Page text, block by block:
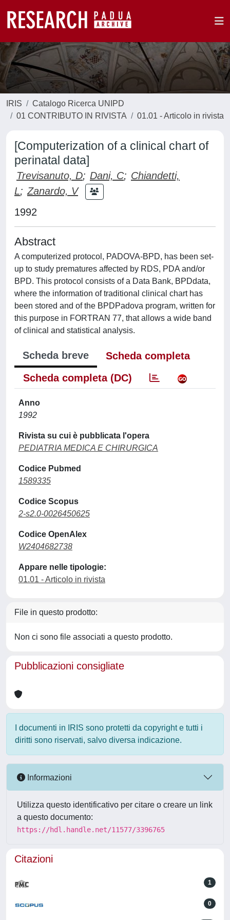
IRIS
Catalogo Ricerca UNIPD
01 CONTRIBUTO IN RIVISTA
01.01 - Articolo in rivista
[Computerization of a clinical chart of
perinatal data]
Trevisanuto, D; Dani, C; Chiandetti,
L; Zanardo, V
1992
Abstract
A computerized protocol, PADOVA-BPD, has been set-
up to study prematures affected by RDS, PDA and/or
BPD. This protocol consists of a Data Bank, BPDdata,
where the information of traditional clinical chart has
been stored and of the BPDPadova program, written for
this purpose in FORTRAN 77, that allows a wide band
of clinical and statistical analysis.
Scheda breve
Scheda completa
Scheda completa (DC)
Anno
1992
Rivista su cui è pubblicata l'opera
PEDIATRIA MEDICA E CHIRURGICA
Codice Pubmed
1589335
Codice Scopus
2-s2.0-0026450625
Codice OpenAlex
W2404682738
Appare nelle tipologie:
01.01 - Articolo in rivista
File in questo prodotto:
Non ci sono file associati a questo prodotto.
Pubblicazioni consigliate
I documenti in IRIS sono protetti da copyright e tutti i
diritti sono riservati, salvo diversa indicazione.
Informazioni
Utilizza questo identificativo per citare o creare un link
a questo documento:
https://hdl.handle.net/11577/3396765
Citazioni
1
0